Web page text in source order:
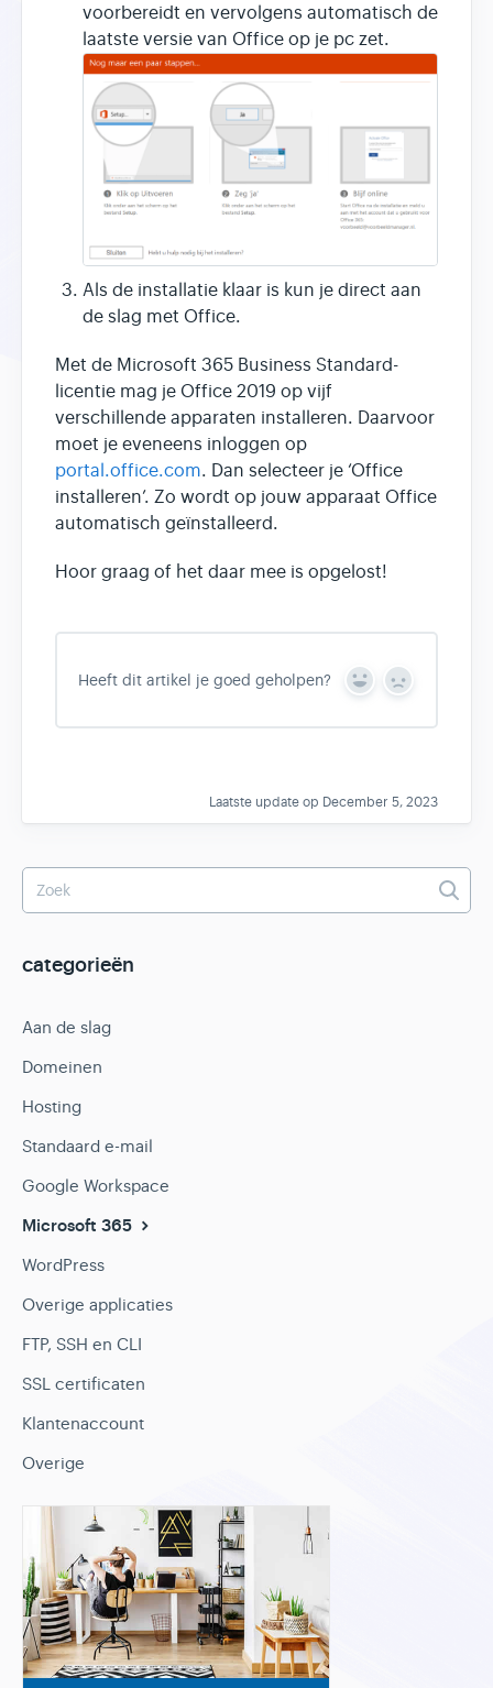
voorbereidt en vervolgens automatisch de
laatste versie van Office op je pc zet.
Als de installatie klaar is kun je direct aan
de slag met Office.
Met de Microsoft 365 Business Standard-
licentie mag je Office 2019 op vijf
verschillende apparaten installeren. Daarvoor
moet je eveneens inloggen op
portal.office.com. Dan selecteer je ‘Office
installeren’. Zo wordt op jouw apparaat Office
automatisch geïnstalleerd.
Hoor graag of het daar mee is opgelost!
Heeft dit artikel je goed geholpen?
Y
s
N
Laatste update op December 5, 2023
categorieën
Aan de slag
Domeinen
Hosting
Standaard e-mail
Google Workspace
Microsoft 365
WordPress
Overige applicaties
FTP, SSH en CLI
SSL certificaten
Klantenaccount
Overige